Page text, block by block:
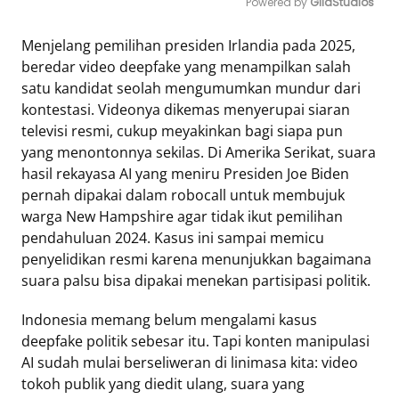
Mute
Menjelang pemilihan presiden Irlandia pada 2025,
beredar video deepfake yang menampilkan salah
satu kandidat seolah mengumumkan mundur dari
kontestasi. Videonya dikemas menyerupai siaran
televisi resmi, cukup meyakinkan bagi siapa pun
yang menontonnya sekilas. Di Amerika Serikat, suara
hasil rekayasa AI yang meniru Presiden Joe Biden
pernah dipakai dalam robocall untuk membujuk
warga New Hampshire agar tidak ikut pemilihan
pendahuluan 2024. Kasus ini sampai memicu
penyelidikan resmi karena menunjukkan bagaimana
suara palsu bisa dipakai menekan partisipasi politik.
Indonesia memang belum mengalami kasus
deepfake politik sebesar itu. Tapi konten manipulasi
AI sudah mulai berseliweran di linimasa kita: video
tokoh publik yang diedit ulang, suara yang